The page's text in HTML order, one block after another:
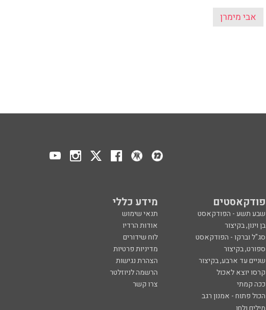
אבי מימרן
פודקאסטים מידע כללי
שבע תשע - הפודקאסט
תנאי שימוש
בן וינון, בקיצור
אודות הרדיו
סג"ל וברקו - הפודקאסט
לוח שידורים
ספורט, בקיצור
מדיניות פרטיות
שניים עד ארבע, בקיצור
הצהרת נגישות
קרסו יוצא לאכול
הרשמה לניוזלטר
ככה קמתי
צרו קשר
הכול פתוח - אמנון רגב